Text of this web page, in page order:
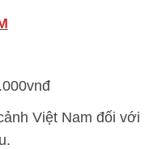
Việt Nam đối với